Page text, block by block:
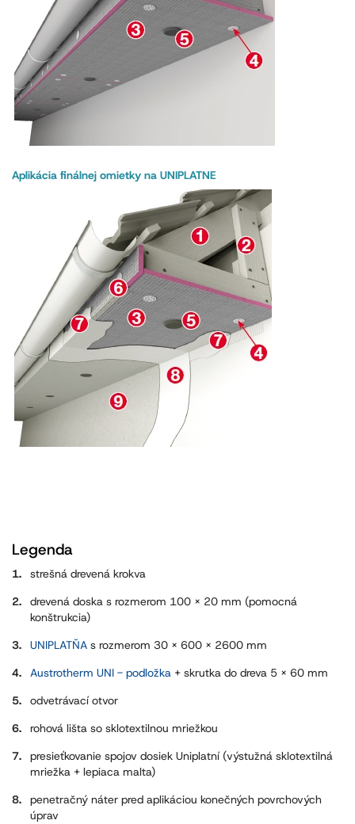
Aplikácia finálnej omietky na UNIPLATNE
Legenda
strešná drevená krokva
drevená doska s rozmerom 100 x 20 mm (pomocná
konštrukcia)
UNIPLATŇA s rozmerom 30 x 600 x 2600 mm
Austrotherm UNI - podložka + skrutka do dreva 5 x 60 mm
odvetrávací otvor
rohová lišta so sklotextilnou mriežkou
presieťkovanie spojov dosiek Uniplatní (výstužná sklotextilná
mriežka + lepiaca malta)
penetračný náter pred aplikáciou konečných povrchových
úprav